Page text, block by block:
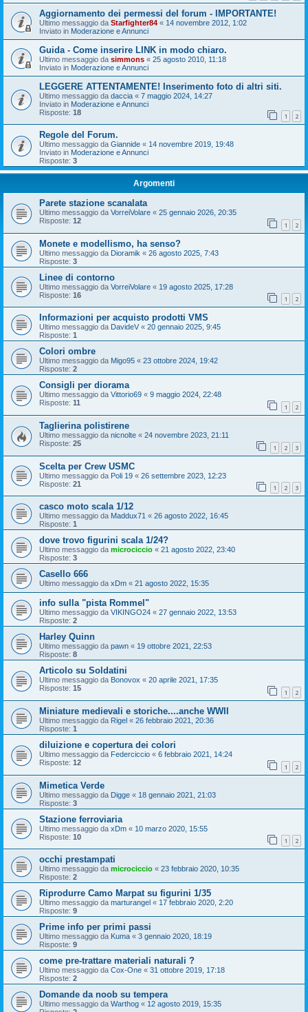
Aggiornamento dei permessi del forum - IMPORTANTE!
Ultimo messaggio da Starfighter84 « 14 novembre 2012, 1:02
Inviato in Moderazione e Annunci
Guida - Come inserire LINK in modo chiaro.
Ultimo messaggio da simmons « 25 agosto 2010, 11:18
Inviato in Moderazione e Annunci
LEGGERE ATTENTAMENTE! Inserimento foto di altri siti.
Ultimo messaggio da daccia « 7 maggio 2024, 14:27
Inviato in Moderazione e Annunci
Risposte: 18 1 2
Regole del Forum.
Ultimo messaggio da Giannide « 14 novembre 2019, 19:48
Inviato in Moderazione e Annunci
Risposte: 3
Argomenti
Parete stazione scanalata
Ultimo messaggio da VorreiVolare « 25 gennaio 2026, 20:35
Risposte: 12 1 2
Monete e modellismo, ha senso?
Ultimo messaggio da Dioramik « 26 agosto 2025, 7:43
Risposte: 3
Linee di contorno
Ultimo messaggio da VorreiVolare « 19 agosto 2025, 17:28
Risposte: 16 1 2
Informazioni per acquisto prodotti VMS
Ultimo messaggio da DavideV « 20 gennaio 2025, 9:45
Risposte: 1
Colori ombre
Ultimo messaggio da Migo95 « 23 ottobre 2024, 19:42
Risposte: 2
Consigli per diorama
Ultimo messaggio da Vittorio69 « 9 maggio 2024, 22:48
Risposte: 11 1 2
Taglierina polistirene
Ultimo messaggio da nicnolte « 24 novembre 2023, 21:11
Risposte: 25 1 2 3
Scelta per Crew USMC
Ultimo messaggio da Poli 19 « 26 settembre 2023, 12:23
Risposte: 21 1 2 3
casco moto scala 1/12
Ultimo messaggio da Maddux71 « 26 agosto 2022, 16:45
Risposte: 1
dove trovo figurini scala 1/24?
Ultimo messaggio da microciccio « 21 agosto 2022, 23:40
Risposte: 3
Casello 666
Ultimo messaggio da xDm « 21 agosto 2022, 15:35
info sulla "pista Rommel"
Ultimo messaggio da VIKINGO24 « 27 gennaio 2022, 13:53
Risposte: 2
Harley Quinn
Ultimo messaggio da pawn « 19 ottobre 2021, 22:53
Risposte: 8
Articolo su Soldatini
Ultimo messaggio da Bonovox « 20 aprile 2021, 17:35
Risposte: 15 1 2
Miniature medievali e storiche....anche WWII
Ultimo messaggio da Rigel « 26 febbraio 2021, 20:36
Risposte: 1
diluizione e copertura dei colori
Ultimo messaggio da Federciccio « 6 febbraio 2021, 14:24
Risposte: 12 1 2
Mimetica Verde
Ultimo messaggio da Digge « 18 gennaio 2021, 21:03
Risposte: 3
Stazione ferroviaria
Ultimo messaggio da xDm « 10 marzo 2020, 15:55
Risposte: 10 1 2
occhi prestampati
Ultimo messaggio da microciccio « 23 febbraio 2020, 10:35
Risposte: 2
Riprodurre Camo Marpat su figurini 1/35
Ultimo messaggio da marturangel « 17 febbraio 2020, 2:20
Risposte: 9
Prime info per primi passi
Ultimo messaggio da Kuma « 3 gennaio 2020, 18:19
Risposte: 9
come pre-trattare materiali naturali ?
Ultimo messaggio da Cox-One « 31 ottobre 2019, 17:18
Risposte: 2
Domande da noob su tempera
Ultimo messaggio da Warthog « 12 agosto 2019, 15:35